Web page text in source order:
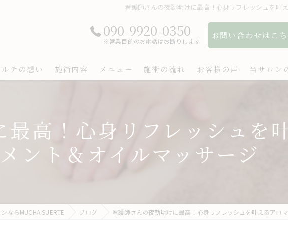
看護師さんの夜勤明けに最高！心身リフレッシュを叶
090-9920-0350
※営業目的のお電話はお断りします
お問い合わせはこち
テの想い 施術内容 メニュー 施術の流れ お客様の声 当サロン
リンパ
ボディケア
高！心身リフレッシュを
ント＆オイルマッサージ
ならMUCHA SUERTE ブログ 看護師さんの夜勤明けに最高！心身リフレッシュを叶えるアロ